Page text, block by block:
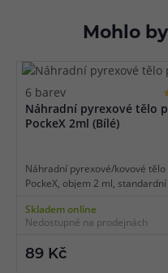
Mohlo
6 barev
Náhradní pyrexové tělo
PockeX 2ml (Bílé)
Náhradní pyrexové/kovové
PockeX, objem 2 ml,
Skladem online
Nedostupné na prodejnách
89 Kč